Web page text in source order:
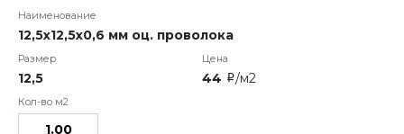
12,5х12,5х0,6 мм оц. проволока
12,5 44 i/м2